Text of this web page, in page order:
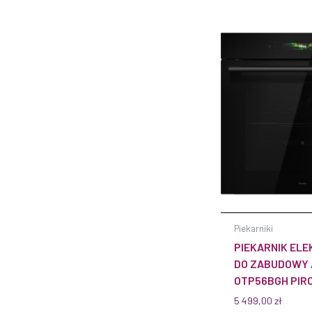
Piekarniki
PIEKARNIK
DO ZABUDOWY
OTP56BGH
CZARNY
5 499,00zł